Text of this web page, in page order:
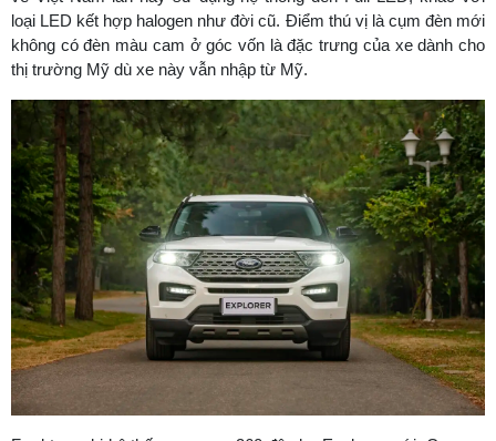
loại LED kết hợp halogen như đời cũ. Điểm thú vị là cụm đèn mới
không có đèn màu cam ở góc vốn là đặc trưng của xe dành cho
thị trường Mỹ dù xe này vẫn nhập từ Mỹ.